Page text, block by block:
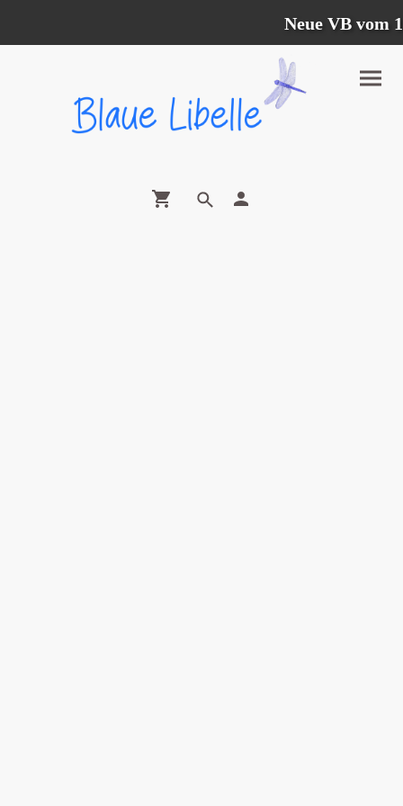
Neue VB vom